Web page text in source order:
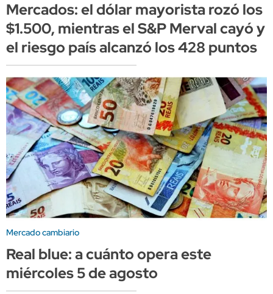
Mercados: el dólar mayorista rozó los
$1.500, mientras el S&P Merval cayó y
el riesgo país alcanzó los 428 puntos
Mercado cambiario
Real blue: a cuánto opera este
miércoles 5 de agosto